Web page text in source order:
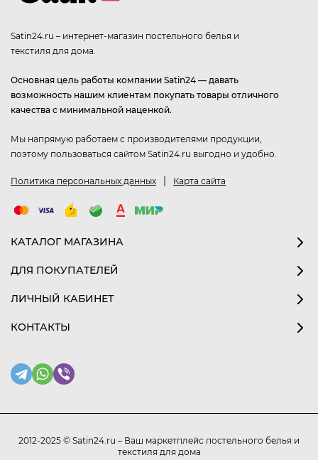
Satin24.ru – интернет-магазин постельного белья и
текстиля для дома.
Основная цель работы компании Satin24 — давать
возможность нашим клиентам покупать товары отличного
качества с минимальной наценкой.
Мы напрямую работаем с производителями продукции,
поэтому пользоваться сайтом Satin24.ru выгодно и удобно.
Политика персональных данных | Карта сайта
КАТАЛОГ МАГАЗИНА
ДЛЯ ПОКУПАТЕЛЕЙ
ЛИЧНЫЙ КАБИНЕТ
КОНТАКТЫ
2012-2025 © Satin24.ru – Ваш маркетплейс постельного белья и
текстиля для дома